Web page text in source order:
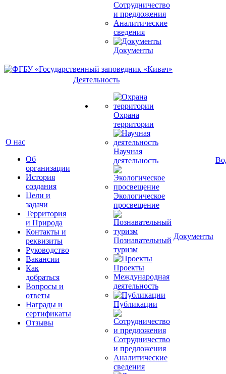
Сотрудничество
и предложения
Аналитические
сведения
Документы
О нас
Об
организации
История
создания
Цели и
задачи
Территория
и Природа
Контакты и
реквизиты
Руководство
Вакансии
Как
добраться
Вопросы и
ответы
Награды и
сертификаты
Отзывы
Деятельность
Охрана
территории
Научная
деятельность
Экологическое
просвещение
Познавательный
туризм
Проекты
Международная
деятельность
Публикации
Сотрудничество
и предложения
Аналитические
сведения
Документы